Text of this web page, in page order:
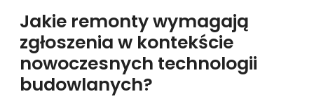
Jakie remonty wymagają
zgłoszenia w kontekście
nowoczesnych technologii
budowlanych?